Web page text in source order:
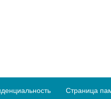
Страница